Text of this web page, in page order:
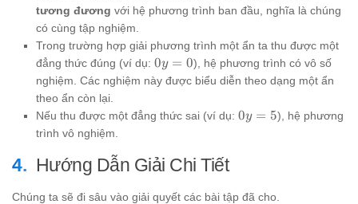
tương đương với hệ phương trình ban đầu, nghĩa là chúng
có cùng tập nghiệm.
Trong trường hợp giải phương trình một ẩn ta thu được một
đẳng thức đúng (ví dụ: 0y
=
0y = 0), hệ phương trình có vô số
nghiệm. Các nghiệm này được biểu diễn theo dạng một ẩn
theo ẩn còn lại.
Nếu thu được một đẳng thức sai (ví dụ: 0y
0y = 5), hệ phương
trình vô nghiệm.
Hướng Dẫn Giải Chi Tiết
Chúng ta sẽ đi sâu vào giải quyết các bài tập đã cho.